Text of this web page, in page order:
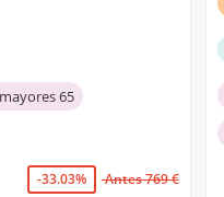
65
-33.03%
Antes 769 €